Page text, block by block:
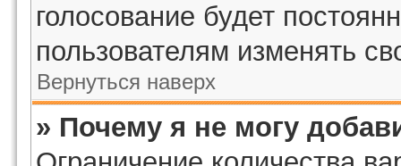
голосование будет
пользователям изменять
Вернуться наверх
» Почему я не могу